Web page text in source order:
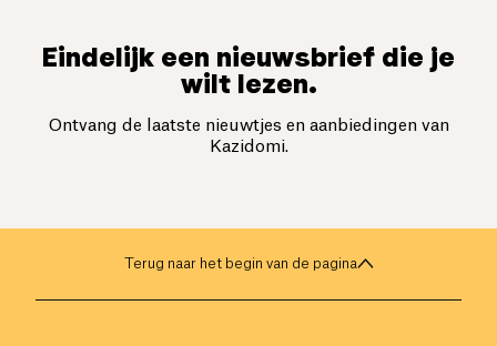
Eindelijk een nieuwsbrief die je
wilt lezen.
Ontvang de laatste nieuwtjes en aanbiedingen van
Kazidomi.
Terug naar het begin van de pagina